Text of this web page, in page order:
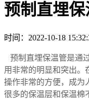
预制直埋
时间：2022-10-18
预制直埋保温管是通
用非常的明显和突出。
操作非常的方便，成为
很多的保温层和保温棉